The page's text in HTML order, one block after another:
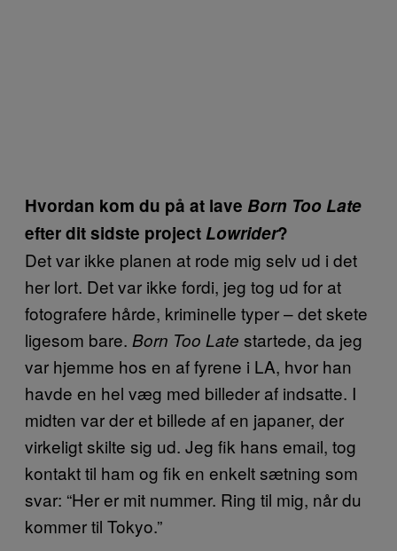
Hvordan kom du på at lave Born Too Late
efter dit sidste project Lowrider?
Det var ikke planen at rode mig selv ud i det
her lort. Det var ikke fordi, jeg tog ud for at
fotografere hårde, kriminelle typer – det skete
ligesom bare. Born Too Late startede, da jeg
var hjemme hos en af fyrene i LA, hvor han
havde en hel væg med billeder af indsatte. I
midten var der et billede af en japaner, der
virkeligt skilte sig ud. Jeg fik hans email, tog
kontakt til ham og fik en enkelt sætning som
svar: “Her er mit nummer. Ring til mig, når du
kommer til Tokyo.”